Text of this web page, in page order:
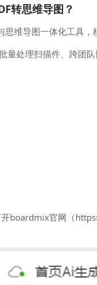
转思维导图？
维导图一体化工具
量处理扫描件、跨团
boardmix官网（